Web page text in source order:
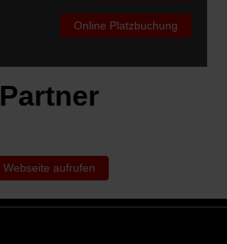
Online Platzbuchung
Partner
Webseite aufrufen